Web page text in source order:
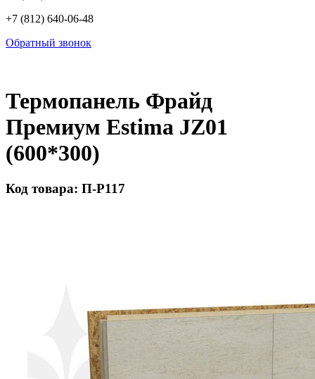
+7 (812) 640-06-48
Обратный звонок
Термопанель Фрайд
Премиум Estima JZ01
(600*300)
Код товара: П-Р117